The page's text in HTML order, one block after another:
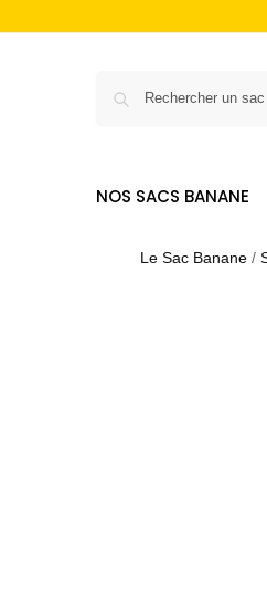
NOS SACS BANANE
Le Sac Banane /